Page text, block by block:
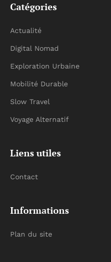
Catégories
Actualité
Digital Nomad
Exploration Urbaine
Mobilité Durable
Slow Travel
Voyage Alternatif
Liens utiles
Contact
Informations
Plan du site